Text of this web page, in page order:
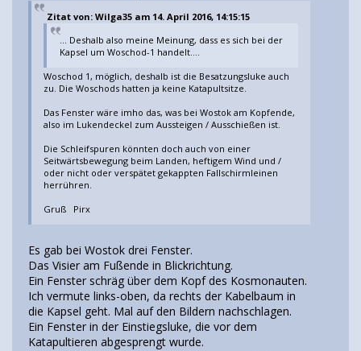
Zitat von: Wilga35 am 14. April 2016, 14:15:15
... Deshalb also meine Meinung, dass es sich bei der
Kapsel um Woschod-1 handelt....
Woschod 1, möglich, deshalb ist die Besatzungsluke auch
zu. Die Woschods hatten ja keine Katapultsitze.
Das Fenster wäre imho das, was bei Wostok am Kopfende,
also im Lukendeckel zum Aussteigen / Ausschießen ist.
Die Schleifspuren könnten doch auch von einer
Seitwärtsbewegung beim Landen, heftigem Wind und /
oder nicht oder verspätet gekappten Fallschirmleinen
herrühren.
Gruß Pirx
Es gab bei Wostok drei Fenster.
Das Visier am Fußende in Blickrichtung.
Ein Fenster schräg über dem Kopf des Kosmonauten.
Ich vermute links-oben, da rechts der Kabelbaum in
die Kapsel geht. Mal auf den Bildern nachschlagen.
Ein Fenster in der Einstiegsluke, die vor dem
Katapultieren abgesprengt wurde.